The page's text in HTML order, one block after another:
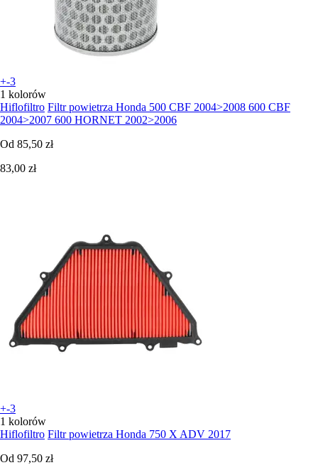
+-3
1 kolorów
Hiflofiltro Filtr powietrza Honda 500 CBF 2004>2008 600 CBF
2004>2007 600 HORNET 2002>2006
Od 85,50 zł
83,00 zł
+-3
1 kolorów
Hiflofiltro Filtr powietrza Honda 750 X ADV 2017
Od 97,50 zł